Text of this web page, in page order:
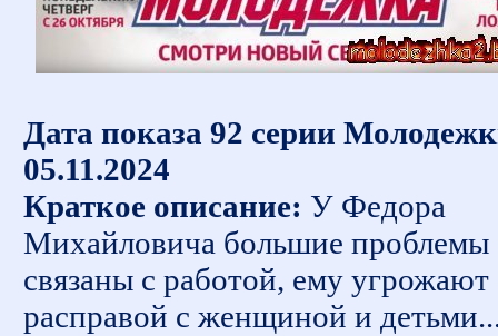
Дата показа 92 серии
05.11.2024
Краткое описание: У Федора
Михайловича большие проблемы
связаны с работой, ему угрожают
расправой с женщиной и